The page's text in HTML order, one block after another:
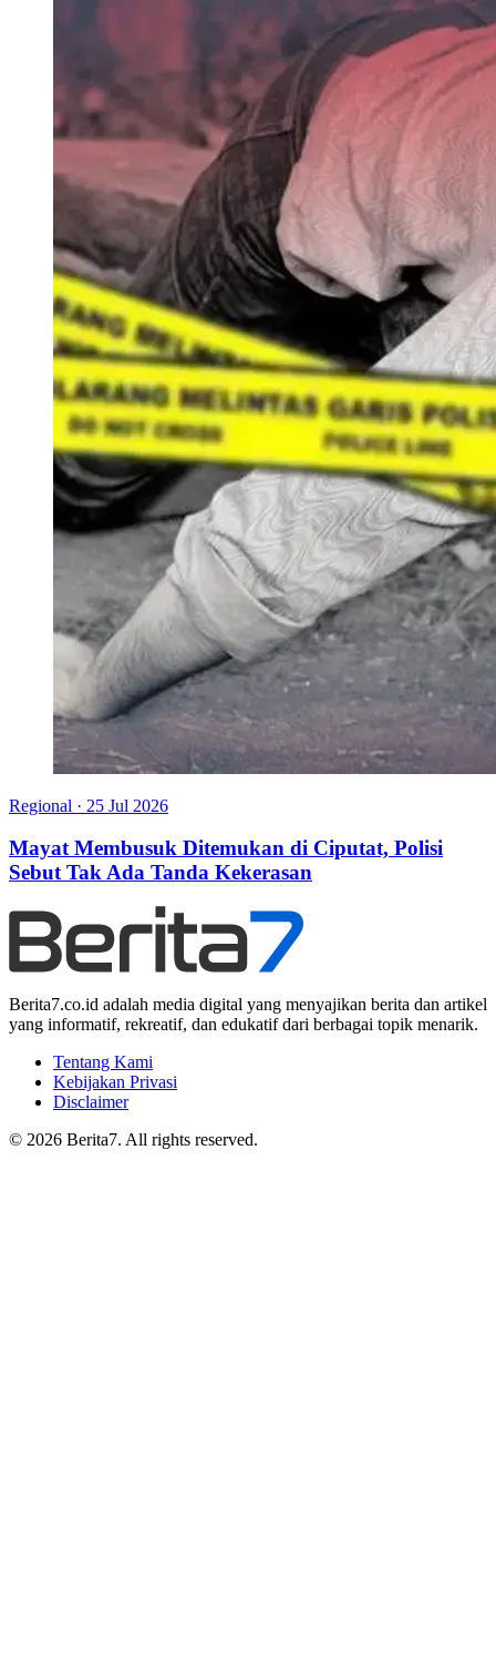
Regional · 25 Jul 2026
Mayat Membusuk Ditemukan di Ciputat, Polisi
Sebut Tak Ada Tanda Kekerasan
Berita7.co.id adalah media digital yang menyajikan berita dan artikel
yang informatif, rekreatif, dan edukatif dari berbagai topik menarik.
Tentang Kami
Kebijakan Privasi
Disclaimer
© 2026 Berita7. All rights reserved.